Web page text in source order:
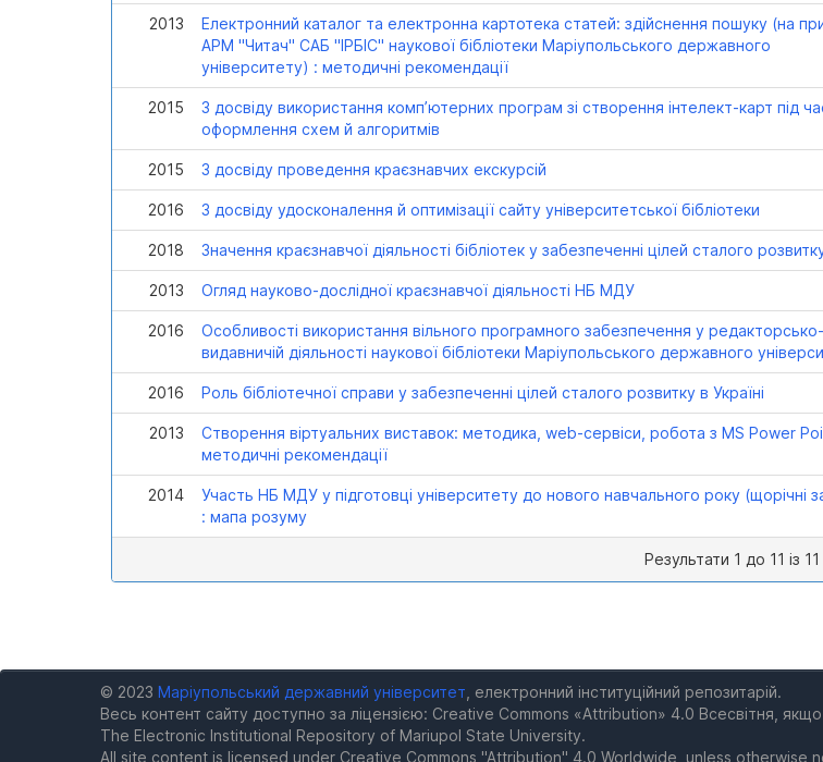
2013
Електронний каталог та електронна картотека статей: здійснення пошуку (на
АРМ "Читач" САБ "ІРБІС" наукової бібліотеки Маріупольського державного
університету) : методичні рекомендації
2015
З досвіду використання комп’ютерних програм зі створення інтелект-карт під
оформлення схем й алгоритмів
2015 З досвіду проведення краєзнавчих екскурсій
2016 З досвіду удосконалення й оптимізації сайту університетської бібліотеки
2018 Значення краєзнавчої діяльності бібліотек у забезпеченні цілей сталого
2013 Огляд науково-дослідної краєзнавчої діяльності НБ МДУ
2016
Особливості використання вільного програмного забезпечення у редакторсько-
видавничій діяльності наукової бібліотеки Маріупольського державного
2016 Роль бібліотечної справи у забезпеченні цілей сталого розвитку в Україні
2013
Створення віртуальних виставок: методика, web-сервіси, робота з MS Power
методичні рекомендації
2014
Участь НБ МДУ у підготовці університету до нового навчального року (щорічні
: мапа розуму
Результати 1 до 11 із 11
© 2023 Маріупольський державний університет , електронний інституційний репозитарій.
Весь контент сайту доступно за ліцензією: Creative Commons «Attribution» 4.0 Всесвітня,
The Electronic Institutional Repository of Mariupol State University.
All site content is licensed under Creative Commons "Attribution" 4.0 Worldwide, unless otherwise